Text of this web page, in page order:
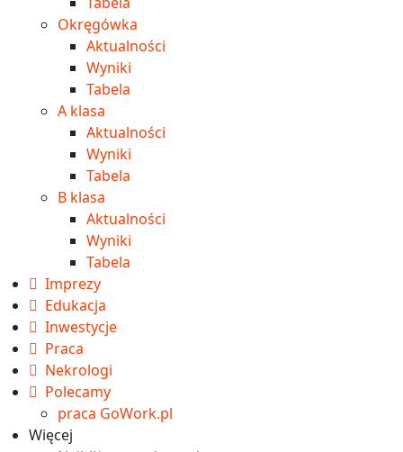
Okręgówka
Aktualności
Wyniki
Tabela
A klasa
Aktualności
Wyniki
Tabela
B klasa
Aktualności
Wyniki
Tabela
Imprezy
Edukacja
Inwestycje
Praca
Nekrologi
Polecamy
praca GoWork.pl
Więcej